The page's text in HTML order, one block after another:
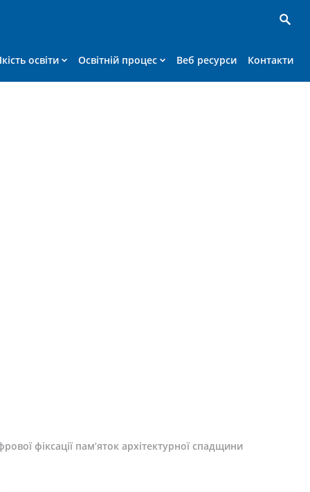
освіти Освітній процес Веб ресурси Контакти
фіксації пам’яток архітектурної спадщини